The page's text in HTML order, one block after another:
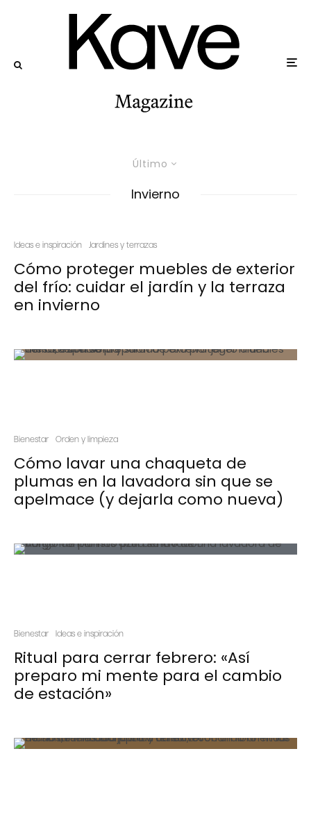
Último
Invierno
Ideas e inspiración Jardines y terrazas
Cómo proteger muebles de exterior
del frío: cuidar el jardín y la terraza
en invierno
Bienestar Orden y limpieza
Cómo lavar una chaqueta de
plumas en la lavadora sin que se
apelmace (y dejarla como nueva)
Bienestar Ideas e inspiración
Ritual para cerrar febrero: «Así
preparo mi mente para el cambio
de estación»